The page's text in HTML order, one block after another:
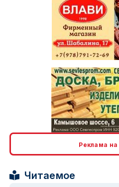
Реклама на
Читаемое